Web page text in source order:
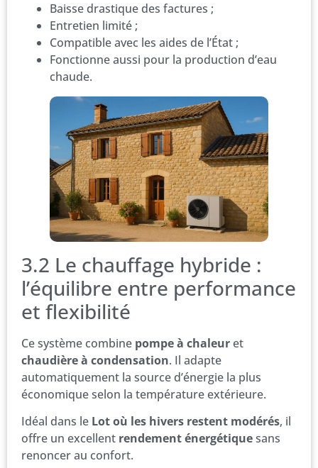
Baisse drastique des factures ;
Entretien limité ;
Compatible avec les aides de l’État ;
Fonctionne aussi pour la production d’eau
chaude.
3.2 Le chauffage hybride :
l’équilibre entre performance
et flexibilité
Ce système combine pompe à chaleur et
chaudière à condensation. Il adapte
automatiquement la source d’énergie la plus
économique selon la température extérieure.
Idéal dans le Lot où les hivers restent modérés, il
offre un excellent rendement énergétiquesans
renoncer au confort.